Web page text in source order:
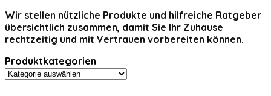
Wir stellen nützliche Produkte und hilfreiche Ratgeber
übersichtlich zusammen, damit Sie Ihr Zuhause
rechtzeitig und mit Vertrauen vorbereiten können.
Produktkategorien